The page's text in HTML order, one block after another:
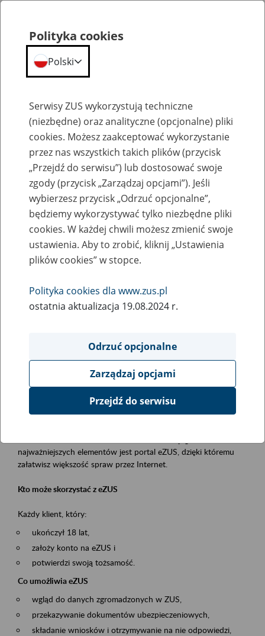
Szkolenia
Zaproś ZUS do siebie - zakładanie profili
eZUS w siedzibie Twojej firmy
Rodzaj wydarzenia
Szkolenia
Obszar merytoryczny
obsługa klientów
Opis wydarzenia
Platforma Usług Elektronicznych ZUS eZUS
najważniejszych elementów jest portal eZUS, dzięki któremu
załatwisz większość spraw przez Internet.
Kto może skorzystać z eZUS
Każdy klient, który:
ukończył 18 lat,
założy konto na eZUS i
potwierdzi swoją tożsamość.
Co umożliwia eZUS
wgląd do danych zgromadzonych w ZUS,
przekazywanie dokumentów ubezpieczeniowych,
składanie wniosków i otrzymywanie na nie odpowiedzi,
Polityka cookies
Polski
Serwisy ZUS wykorzystują techniczne
(niezbędne) oraz analityczne (opcjonalne) pliki
cookies. Możesz zaakceptować wykorzystanie
przez nas wszystkich takich plików (przycisk
„Przejdź do serwisu”) lub dostosować swoje
zgody (przycisk „Zarządzaj opcjami”). Jeśli
wybierzesz przycisk „Odrzuć opcjonalne”,
będziemy wykorzystywać tylko niezbędne pliki
cookies. W każdej chwili możesz zmienić swoje
ustawienia. Aby to zrobić, kliknij „Ustawienia
plików cookies” w stopce.
Polityka cookies dla www.zus.pl
ostatnia aktualizacja 19.08.2024 r.
Odrzuć opcjonalne
Zarządzaj opcjami
Przejdź do serwisu